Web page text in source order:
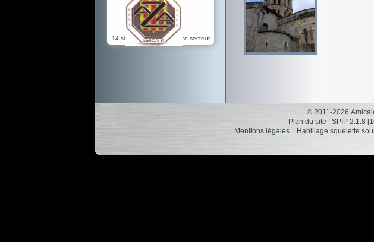
14 sites référencés dans ce secteur
© 2011-2026
Plan du site
SPIP 2.1.8
Mentions légales Habillage squelette